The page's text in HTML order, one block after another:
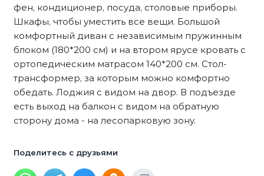
фен, кондиционер, посуда, столовые приборы.
Шкафы, чтобы уместить все вещи. Большой
комфортный диван с независимым пружинным
блоком (180*200 см) и на втором ярусе кровать с
ортопедическим матрасом 140*200 см. Стол-
трансформер, за которым можно комфортно
обедать. Лоджия с видом на двор. В подъезде
есть выход на балкон с видом на обратную
сторону дома - на лесопарковую зону.
Поделитесь с друзьями